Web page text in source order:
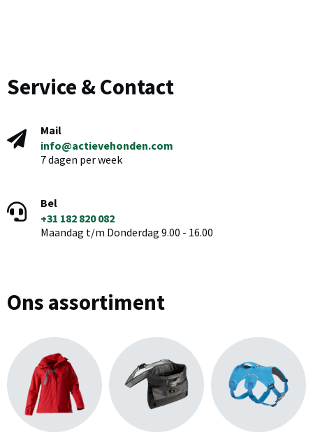
Service & Contact
Mail
info@actievehonden.com
7 dagen per week
Bel
+31 182 820 082
Maandag t/m Donderdag 9.00 - 16.00
Ons assortiment